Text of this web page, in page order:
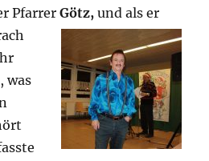
PfarrerGötz, und als er
was